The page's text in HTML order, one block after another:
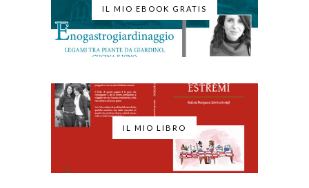
IL MIO EBOOK GRATIS
IL MIO LIBRO